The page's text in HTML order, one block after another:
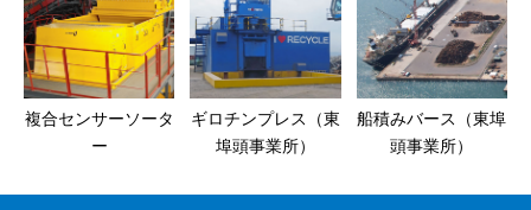
複合センサーソータ
ー
ギロチンプレス（東
埠頭事業所）
船積みバース（東埠
頭事業所）